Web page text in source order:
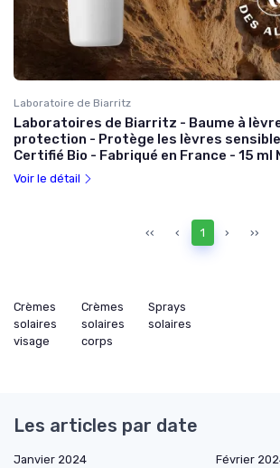
Laboratoire de Biarritz
Laboratoires de Biarritz - Baume à
protection - Protège les lèvres
Certifié Bio - Fabriqué en France - 15 ml
Voir le détail
‹‹ ‹ 1 › ››
Crèmes
solaires
visage
Crèmes
solaires
corps
Sprays
solaires
Les articles par date
Janvier 2024
Février